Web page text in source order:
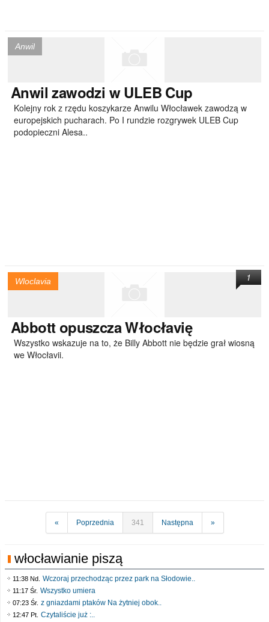
Anwil
Anwil zawodzi w ULEB Cup
Kolejny rok z rzędu koszykarze Anwilu Włocławek zawodzą w
europejskich pucharach. Po I rundzie rozgrywek ULEB Cup
podopieczni Alesa..
Wloclavia
Abbottopuszcza Włocłavię
Wszystko wskazuje na to, że Billy Abbott nie będzie grał wiosną
we Włocłavii.
1
« Poprzednia 341 Następna »
włocławianie piszą
11:38 Nd. Wczoraj przechodząc przez park na Słodowie..
11:17 Śr. Wszystko umiera
07:23 Śr. z gniazdami ptaków Na żytniej obok..
12:47 Pt. Czytaliście już :..